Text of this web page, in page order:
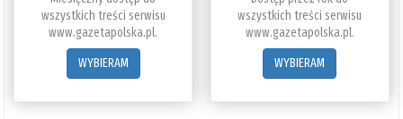
wszystkich treści serwisu
www.gazetapolska.pl.
WYBIERAM
wszystkich treści serwisu
www.gazetapolska.pl.
WYBIERAM